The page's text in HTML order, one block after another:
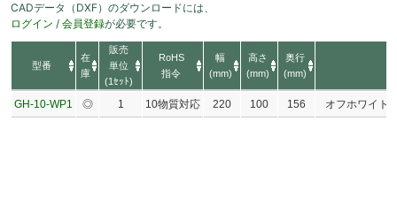
CADデータ（DXF）のダウンロードには、
ログイン / 会員登録が必要です。
型番
在
庫
販売
単位
(1ｾｯﾄ)
RoHS
指令
幅
(mm)
高さ
(mm)
奥行
(mm)
GH-10-WP1 ◎ 1 10物質対応 220 100 156 オフホワイト